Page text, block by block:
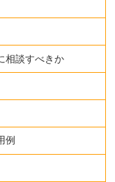
相談すべきか
例